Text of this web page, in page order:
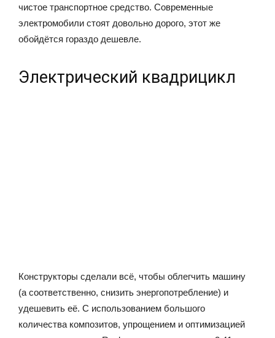
чистое транспортное средство. Современные
электромобили стоят довольно дорого, этот же
обойдётся гораздо дешевле.
Электрический квадрицикл
Конструкторы сделали всё, чтобы облегчить машину
(а соответственно, снизить энергопотребление) и
удешевить её. С использованием большого
количества композитов, упрощением и оптимизацией